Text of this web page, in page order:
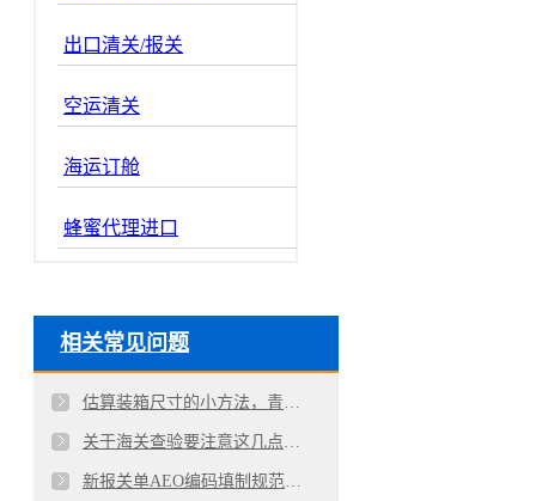
出口清关/报关
空运清关
海运订舱
蜂蜜代理进口
相关常见问题
估算装箱尺寸的小方法，青岛进出口外贸公司揭秘
关于海关查验要注意这几点，青岛进出口代理公司揭秘
新报关单AEO编码填制规范，青岛代理报关公司详解